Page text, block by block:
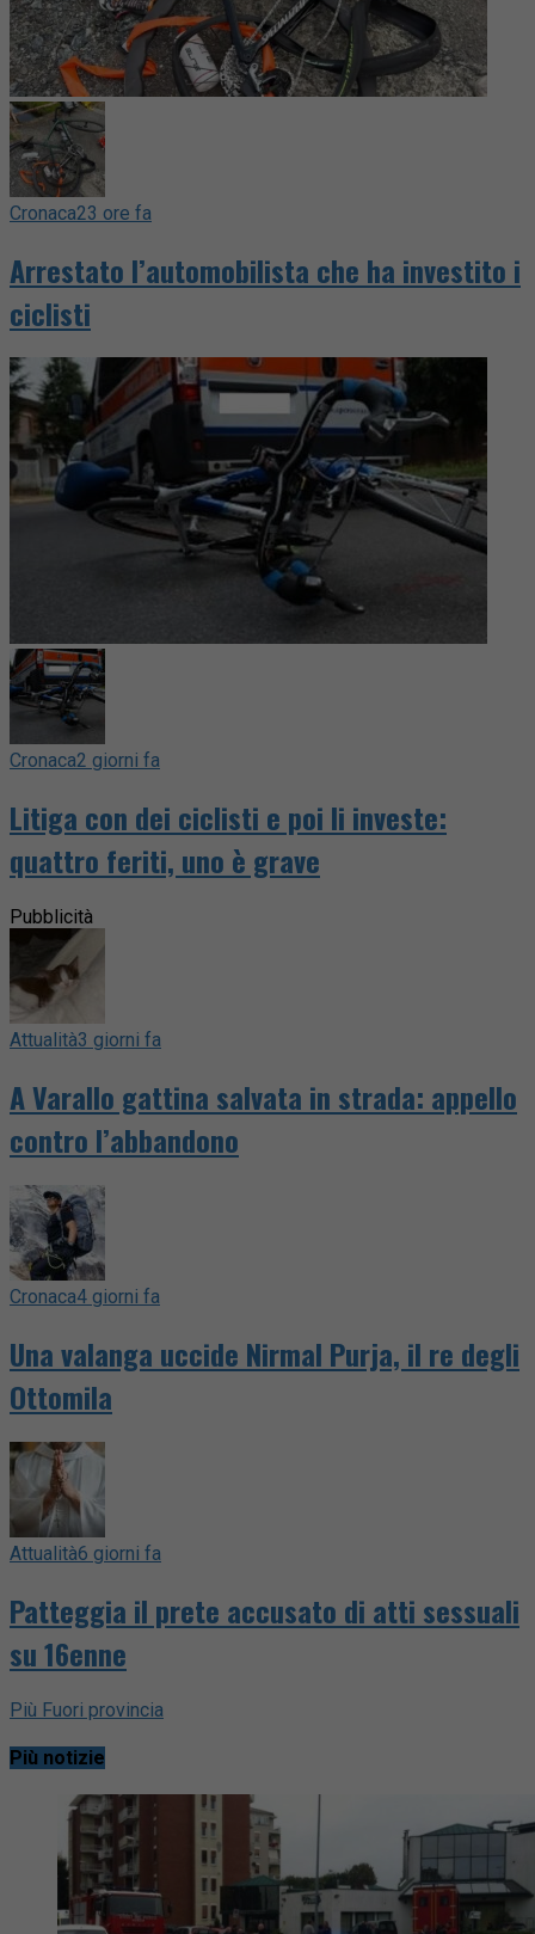
Cronaca23 ore fa
Arrestato l’automobilista che ha investito i
ciclisti
Cronaca2 giorni fa
Litiga con dei ciclisti e poi li investe:
quattro feriti, uno è grave
Pubblicità
Attualità3 giorni fa
A Varallo gattina salvata in strada: appello
contro l’abbandono
Cronaca4 giorni fa
Una valanga uccide Nirmal Purja, il re degli
Ottomila
Attualità6 giorni fa
Patteggia il prete accusato di atti sessuali
su 16enne
Più Fuori provincia
Più notizie